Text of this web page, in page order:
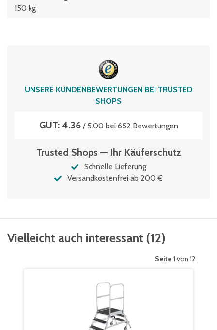
150 kg
UNSERE KUNDENBEWERTUNGEN BEI TRUSTED
SHOPS
GUT: 4.36/ 5.00 bei 652 Bewertungen
Trusted Shops — Ihr Käuferschutz
Schnelle Lieferung
Versandkostenfrei ab 200 €
Vielleicht auch interessant (12)
Seite 1 von 12